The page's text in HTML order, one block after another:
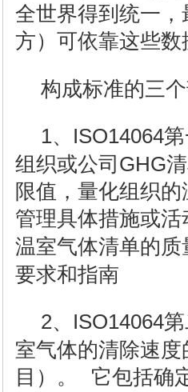
全世界得到统一
方）可依靠这些
构成标准的三
1、 ISO14064
组织或公司 GHG
限值，量化组织
管理具体措施或
温室气体清单的
要求和指南
2、 ISO14064
室气体的清除速度
目）。 它包括确